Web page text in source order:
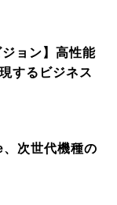
ジョン】高性能
するビジネス
次世代機種の